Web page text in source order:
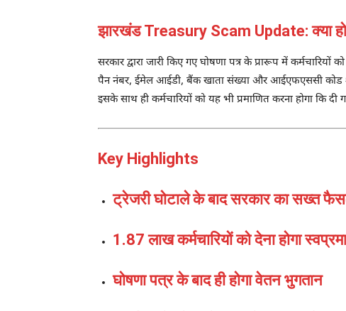
झारखंड Treasury Scam Update: क्या
सरकार द्वारा जारी किए गए घोषणा पत्र के प्रारूप में
पैन नंबर, ईमेल आईडी, बैंक खाता संख्या और आईएफएससी कोड
इसके साथ ही कर्मचारियों को यह भी प्रमाणित करना होगा कि
Key Highlights
ट्रेजरी घोटाले के बाद सरकार का सख्त
1.87 लाख कर्मचारियों को देना होगा
घोषणा पत्र के बाद ही होगा वेतन भुगतान